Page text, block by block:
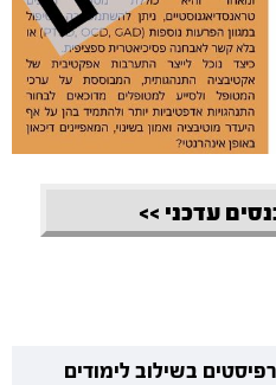
עדכני >>
בשילוב לימודים